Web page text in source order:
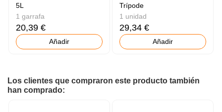
5L
1 garrafa
20,39 €
Añadir
Trípode
1 unidad
29,34 €
Añadir
Los clientes que compraron este producto también
han comprado: